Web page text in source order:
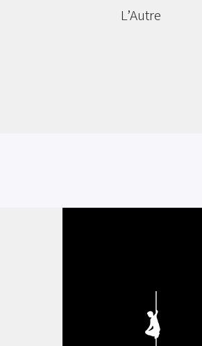
L’Autre